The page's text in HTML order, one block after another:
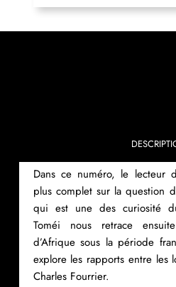
Dans ce numéro, le lecteur
plus complet sur la question
qui est une des curiosité
Toméi nous retrace
d’Afrique sous la période
explore les rapports entre les
Charles Fourrier.